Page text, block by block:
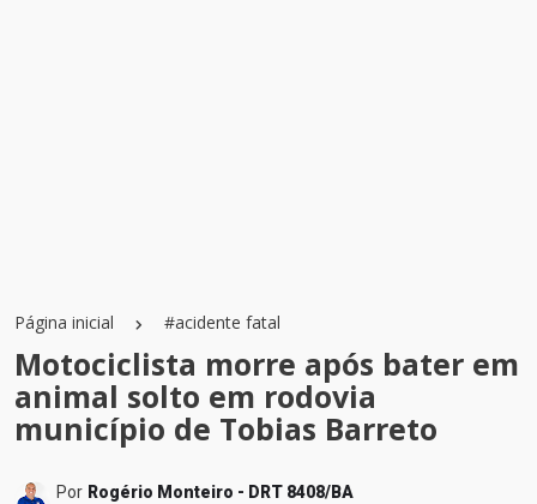
Página inicial #acidente fatal
Motociclista morre após bater em
animal solto em rodovia
município de Tobias Barreto
Por Rogério Monteiro - DRT 8408/BA